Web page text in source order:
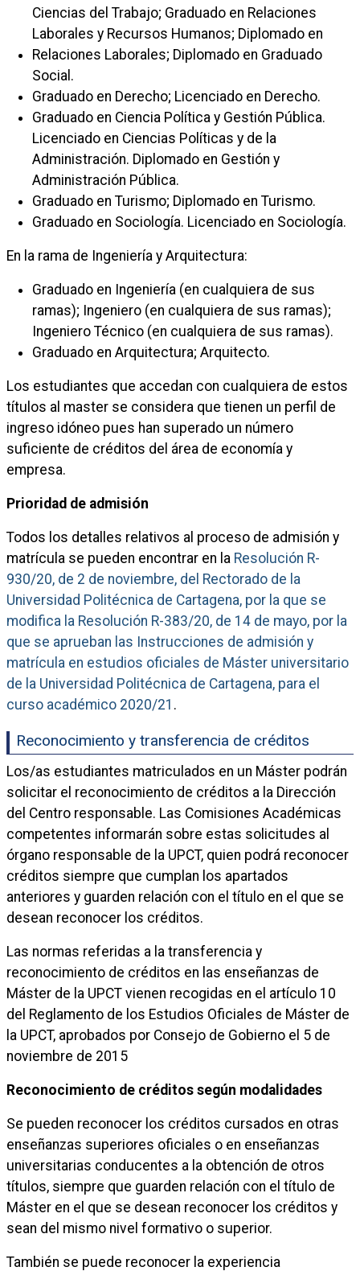
Ciencias del Trabajo; Graduado en Relaciones
Laborales y Recursos Humanos; Diplomado en
Relaciones Laborales; Diplomado en Graduado
Social.
Graduado en Derecho; Licenciado en Derecho.
Graduado en Ciencia Política y Gestión Pública.
Licenciado en Ciencias Políticas y de la
Administración. Diplomado en Gestión y
Administración Pública.
Graduado en Turismo; Diplomado en Turismo.
Graduado en Sociología. Licenciado en Sociología.
En la rama de Ingeniería y Arquitectura:
Graduado en Ingeniería (en cualquiera de sus
ramas); Ingeniero (en cualquiera de sus ramas);
Ingeniero Técnico (en cualquiera de sus ramas).
Graduado en Arquitectura; Arquitecto.
Los estudiantes que accedan con cualquiera de estos
títulos al master se considera que tienen un perfil de
ingreso idóneo pues han superado un número
suficiente de créditos del área de economía y
empresa.
Prioridad de admisión
Todos los detalles relativos al proceso de admisión y
matrícula se pueden encontrar en la Resolución R-
930/20, de 2 de noviembre, del Rectorado de la
Universidad Politécnica de Cartagena, por la que se
modifica la Resolución R-383/20, de 14 de mayo, por la
que se aprueban las Instrucciones de admisión y
matrícula en estudios oficiales de Máster universitario
de la Universidad Politécnica de Cartagena, para el
curso académico 2020/21 .
Reconocimiento y transferencia de créditos
Los/as estudiantes matriculados en un Máster podrán
solicitar el reconocimiento de créditos a la Dirección
del Centro responsable. Las Comisiones Académicas
competentes informarán sobre estas solicitudes al
órgano responsable de la UPCT, quien podrá reconocer
créditos siempre que cumplan los apartados
anteriores y guarden relación con el título en el que se
desean reconocer los créditos.
Las normas referidas a la transferencia y
reconocimiento de créditos en las enseñanzas de
Máster de la UPCT vienen recogidas en el artículo 10
del Reglamento de los Estudios Oficiales de Máster de
la UPCT, aprobados por Consejo de Gobierno el 5 de
noviembre de 2015
Reconocimiento de créditos según modalidades
Se pueden reconocer los créditos cursados en otras
enseñanzas superiores oficiales o en enseñanzas
universitarias conducentes a la obtención de otros
títulos, siempre que guarden relación con el título de
Máster en el que se desean reconocer los créditos y
sean del mismo nivel formativo o superior.
También se puede reconocer la experiencia